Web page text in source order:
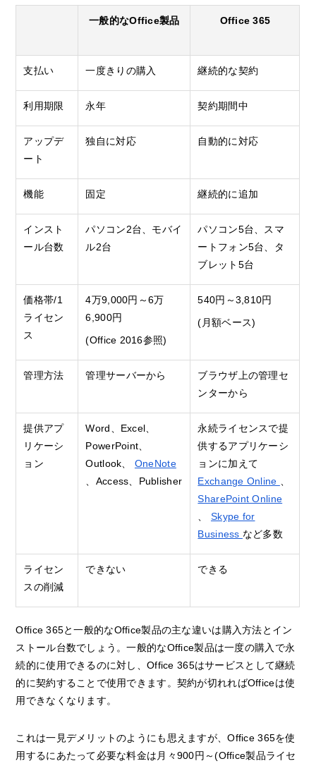
一般的なOffice製品 Office 365
支払い 一度きりの購入 継続的な契約
利用期限 永年 契約期間中
アップデ
ート
独自に対応 自動的に対応
機能 固定 継続的に追加
インスト
ール台数
パソコン2台、モバイ
ル2台
パソコン5台、スマ
ートフォン5台、タ
ブレット5台
価格帯/1
ライセン
ス
4万9,000円～6万
6,900円
(Office 2016参照)
540円～3,810円
(月額ベース)
管理方法 管理サーバーから
ブラウザ上の管理セ
ンターから
提供アプ
リケーシ
ョン
Word、Excel、
PowerPoint、
Outlook、 OneNote
、Access、Publisher
永続ライセンスで提
供するアプリケーシ
ョンに加えて
Exchange Online
SharePoint Online
Skype for
Business など多数
ライセン
スの削減
できない できる
Office 365と一般的なOffice製品の主な違いは購入方法とイン
ストール台数でしょう。一般的なOffice製品は一度の購入で永
続的に使用できるのに対し、Office 365はサービスとして継続
的に契約することで使用できます。契約が切れればOfficeは使
用できなくなります。
これは一見デメリットのようにも思えますが、Office 365を使
用するにあたって必要な料金は月々900円～(Office製品ライセ